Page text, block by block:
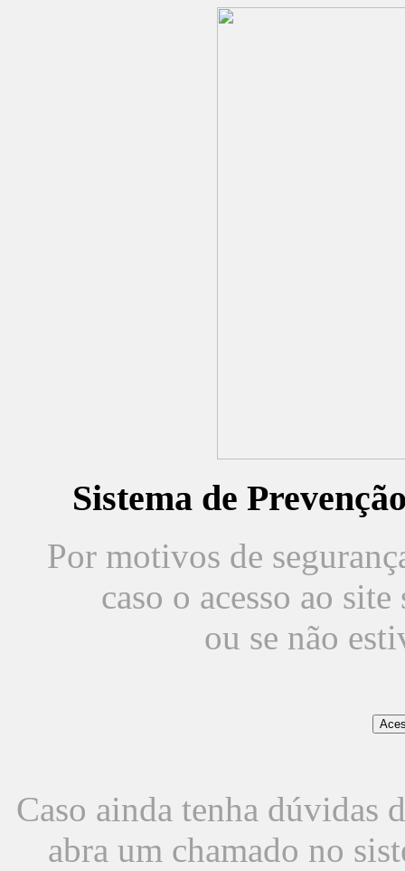
Sistema de
Por motivos de
caso o acesso ao
ou se não
Caso ainda tenha dúvidas
abra um chamado no